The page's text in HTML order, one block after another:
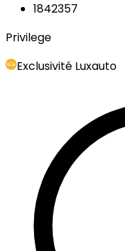
1842357
Privilege
Exclusivité Luxauto